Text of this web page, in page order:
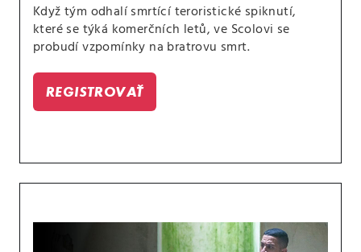
Když tým odhalí smrtící teroristické spiknutí,
které se týká komerčních letů, ve Scolovi se
probudí vzpomínky na bratrovu smrt.
REGISTROVAŤ